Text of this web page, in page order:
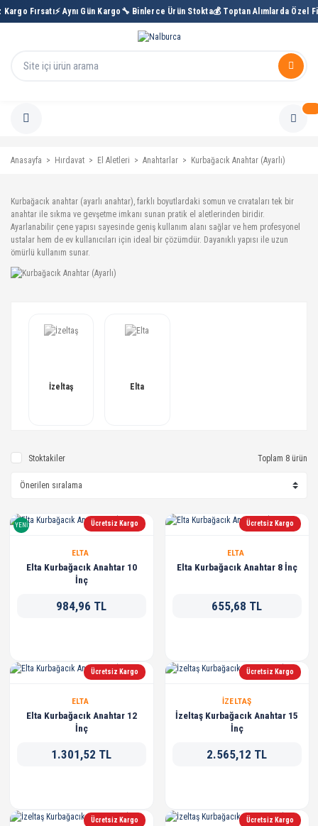
Fırsatı⚡ Aynı Gün Kargo🔧 Binlerce Ürün Stokta💰 Toptan Alımlarda Özel
Anasayfa Hırdavat El Aletleri Anahtarlar Kurbağacık Anahtar (Ayarlı)
Kurbağacık anahtar (ayarlı anahtar), farklı boyutlardaki somun ve cıvataları tek bir
anahtar ile sıkma ve gevşetme imkanı sunan pratik el aletlerinden biridir.
Ayarlanabilir çene yapısı sayesinde geniş kullanım alanı sağlar ve hem profesyonel
ustalar hem de ev kullanıcıları için ideal bir çözümdür. Dayanıklı yapısı ile uzun
ömürlü kullanım sunar.
İzeltaş Elta
Stoktakiler Toplam 8 ürün
YENİ Ücretsiz Kargo
984,96 TL
ELTA
Elta Kurbağacık Anahtar 10
İnç
Ücretsiz Kargo
655,68 TL
ELTA
Elta Kurbağacık Anahtar 8 İnç
Ücretsiz Kargo
1.301,52 TL
ELTA
Elta Kurbağacık Anahtar 12
İnç
Ücretsiz Kargo
2.565,12 TL
İZELTAŞ
İzeltaş Kurbağacık Anahtar 15
İnç
Ücretsiz Kargo Ücretsiz Kargo